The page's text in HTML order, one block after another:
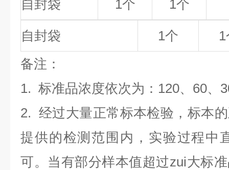
自封袋 1个 1个
自封袋 1个
备注 ：
1. 标准品浓度依次为：120、60、
2. 经过大量正常标本检验，标本
提供的检测范围内，实验过程中
可。当有部分样本值超过zui大标